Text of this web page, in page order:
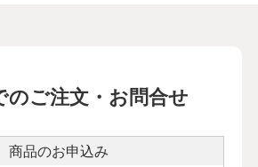
のご注文・お問合せ
商品のお申込み